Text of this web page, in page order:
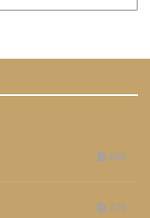
658
276